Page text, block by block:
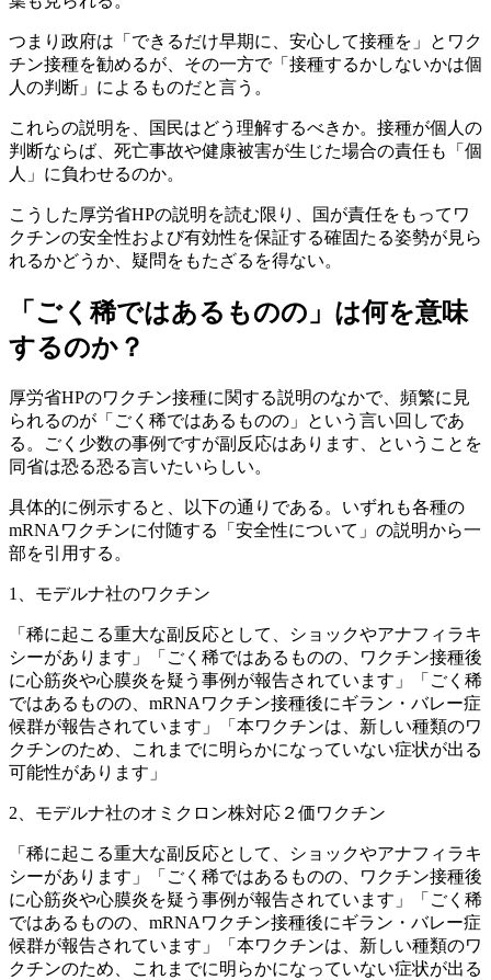
つまり政府は「できるだけ早期に、安心して接種を」とワク
チン接種を勧めるが、その一方で「接種するかしないかは個
人の判断」によるものだと言う。
これらの説明を、国民はどう理解するべきか。接種が個人の
判断ならば、死亡事故や健康被害が生じた場合の責任も「個
人」に負わせるのか。
こうした厚労省HPの説明を読む限り、国が責任をもってワ
クチンの安全性および有効性を保証する確固たる姿勢が見ら
れるかどうか、疑問をもたざるを得ない。
「ごく稀ではあるものの」は何を意味
するのか？
厚労省HPのワクチン接種に関する説明のなかで、頻繁に見
られるのが「ごく稀ではあるものの」という言い回しであ
る。ごく少数の事例ですが副反応はあります、ということを
同省は恐る恐る言いたいらしい。
具体的に例示すると、以下の通りである。いずれも各種の
mRNAワクチンに付随する「安全性について」の説明から一
部を引用する。
1、モデルナ社のワクチン
「稀に起こる重大な副反応として、ショックやアナフィラキ
シーがあります」「ごく稀ではあるものの、ワクチン接種後
に心筋炎や心膜炎を疑う事例が報告されています」「ごく稀
ではあるものの、mRNAワクチン接種後にギラン・バレー症
候群が報告されています」「本ワクチンは、新しい種類のワ
クチンのため、これまでに明らかになっていない症状が出る
可能性があります」
2、モデルナ社のオミクロン株対応２価ワクチン
「稀に起こる重大な副反応として、ショックやアナフィラキ
シーがあります」「ごく稀ではあるものの、ワクチン接種後
に心筋炎や心膜炎を疑う事例が報告されています」「ごく稀
ではあるものの、mRNAワクチン接種後にギラン・バレー症
候群が報告されています」「本ワクチンは、新しい種類のワ
クチンのため、これまでに明らかになっていない症状が出る